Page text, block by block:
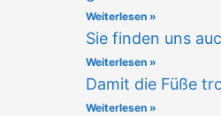
Weiterlesen »
Sie finden uns
Weiterlesen »
Damit die Füße
Weiterlesen »